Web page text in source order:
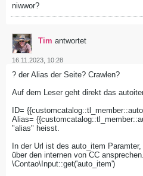
niwwor?
Tim antwortet
16.11.2023, 10:28
? der Alias der Seite? Crawlen?
Auf dem Leser geht direkt das
ID=
Alias=
"alias" heisst.
In der Url ist des auto_item
über den internen von CC ansprechen.
\Contao\Input::get('auto_item')